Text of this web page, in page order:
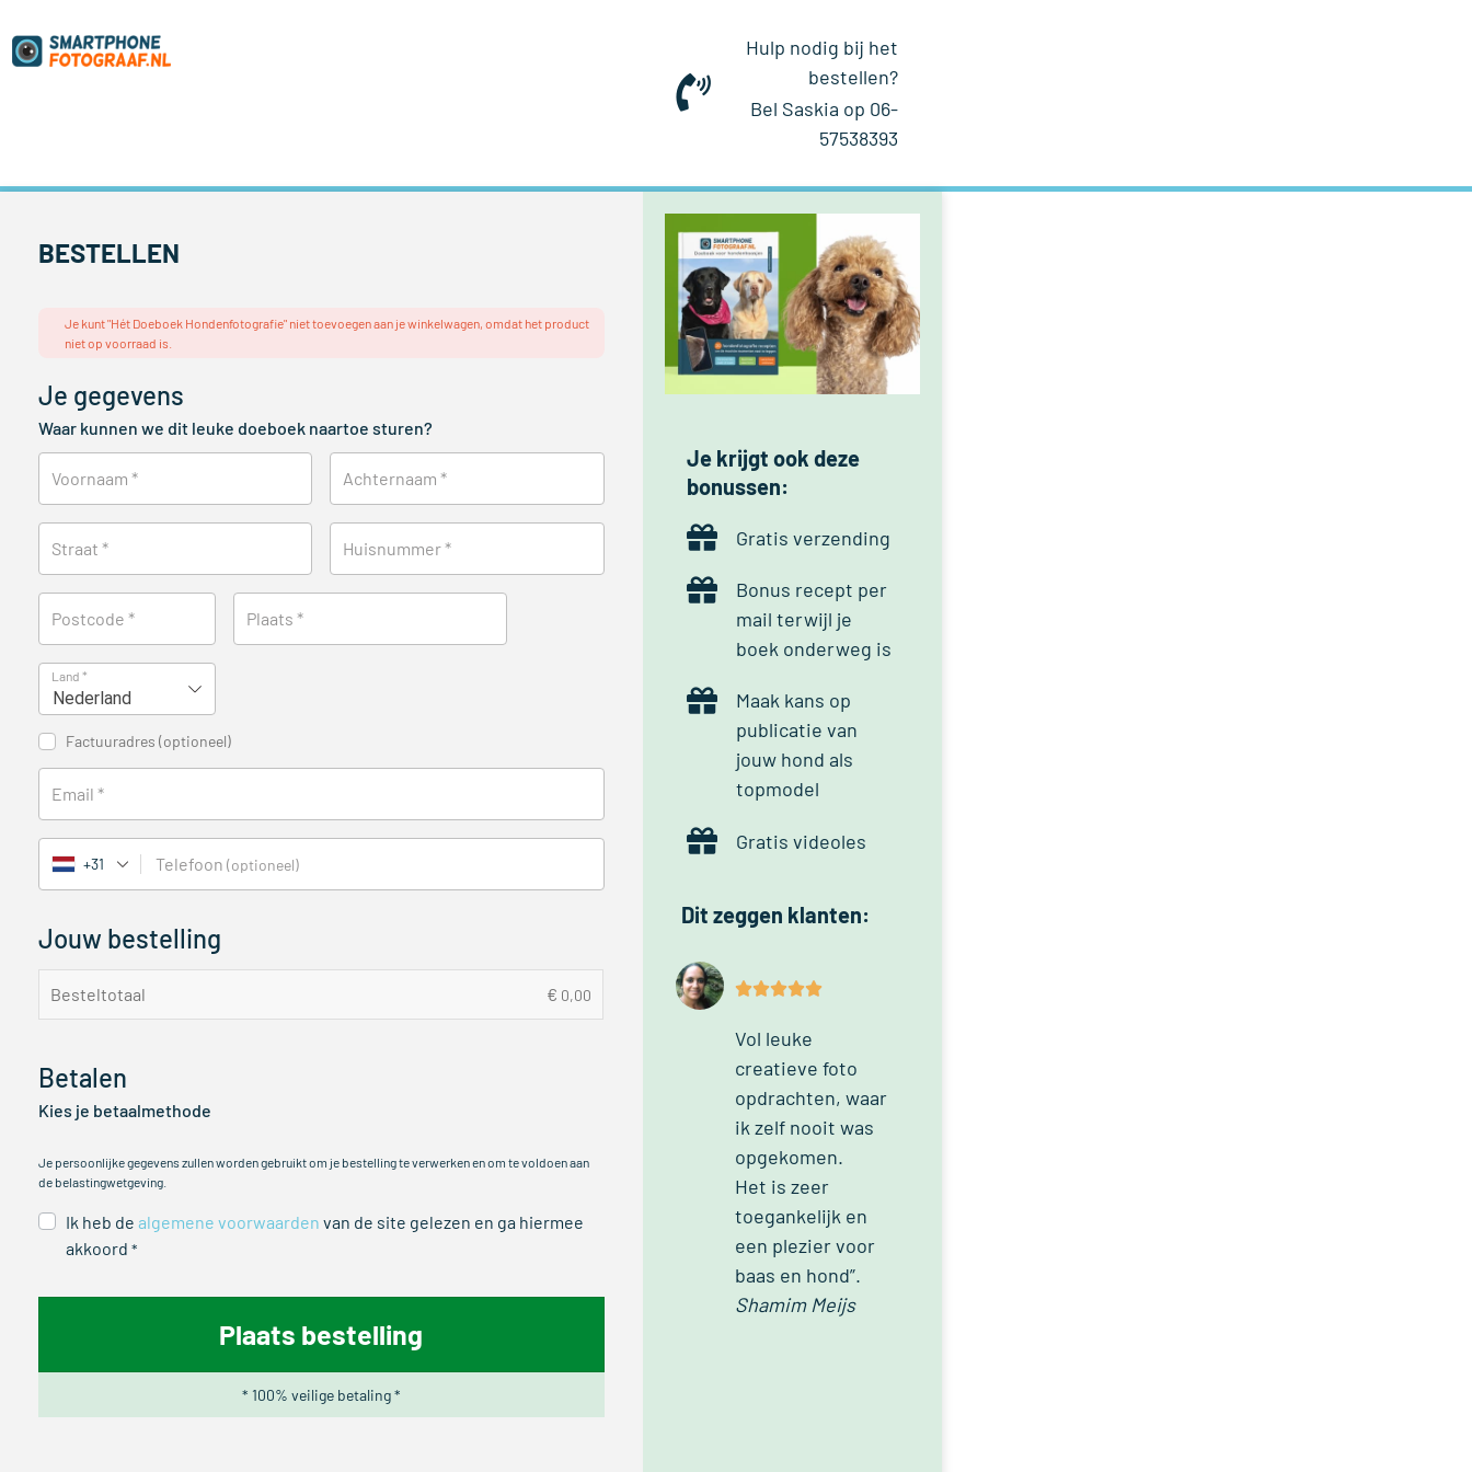
Hulp nodig bij het
bestellen?
Bel Saskia op 06-
57538393
BESTELLEN
Je kunt "Hét Doeboek Hondenfotografie" niet toevoegen aan je winkelwagen, omdat het product
niet op voorraad is.
Je gegevens
Waar kunnen we dit leuke doeboek naartoe sturen?
Voornaam * Achternaam*
Straat * Huisnummer*
Postcode * Plaats *
Land *
Nederland
Factuuradres (optioneel)
Email *
Telefoon (optioneel)
+31
Jouw bestelling
Besteltotaal € 0,00
Betalen
Kies je betaalmethode
Je persoonlijke gegevens zullen worden gebruikt om je bestelling te verwerken en om te voldoen aan
de belastingwetgeving.
Ik heb de algemene voorwaarden van de site gelezen en ga hiermee
akkoord *
Plaats bestelling
* 100% veilige betaling *
Je krijgt ook deze
bonussen:
Gratis verzending
Bonus recept per
mail terwijl je
boek onderweg is
Maak kans op
publicatie van
jouw hond als
topmodel
Gratis videoles
Dit zeggen klanten:
Vol leuke
creatieve foto
opdrachten, waar
ik zelf nooit was
opgekomen.
Het is zeer
toegankelijk en
een plezier voor
baas en hond”.
Shamim Meijs